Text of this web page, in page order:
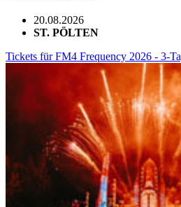
20.08.2026
ST. PÖLTEN
Tickets für FM4 Frequency 2026 - 3-